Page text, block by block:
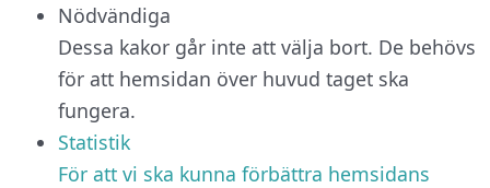
Nödvändiga
Dessa kakor går inte att välja bort. De behövs
för att hemsidan över huvud taget ska
fungera.
Statistik
För att vi ska kunna förbättra hemsidans